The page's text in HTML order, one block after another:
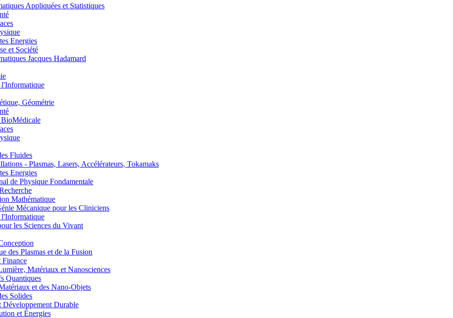
Appliquées et Statistiques
Energies
et Société
Jacques Hadamard
Géométrie
Fluides
- Plasmas, Lasers, Accélérateurs, Tokamaks
Energies
de Physique Fondamentale
Mathématique
Mécanique pour les Cliniciens
les Sciences du Vivant
des Plasmas et de la Fusion
Matériaux et Nanosciences
Quantiques
et des Nano-Objets
Solides
Durable
et Énergies